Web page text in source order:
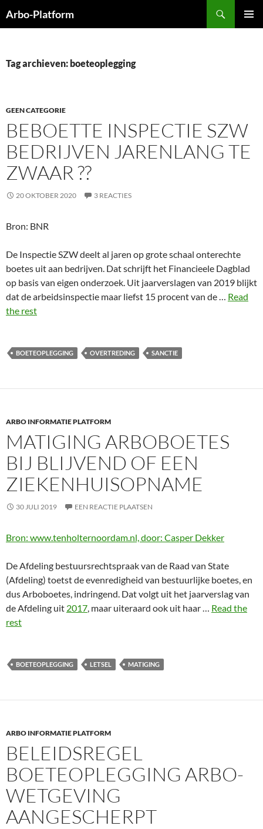
naar
Arbo-Platform
Tag archieven: boeteoplegging
GEEN CATEGORIE
BEBOETTE INSPECTIE SZW
BEDRIJVEN JARENLANG TE
ZWAAR ??
20 OKTOBER 2020 3 REACTIES
Bron: BNR
De Inspectie SZW deelt al jaren op grote schaal onterechte
boetes uit aan bedrijven. Dat schrijft het Financieele Dagblad
op basis van eigen onderzoek. Uit jaarverslagen van 2019 blijkt
dat de arbeidsinspectie maar liefst 15 procent van de … Read
the rest
BOETEOPLEGGING OVERTREDING SANCTIE
ARBO INFORMATIE PLATFORM
MATIGING ARBOBOETES
BIJ BLIJVEND OF EEN
ZIEKENHUISOPNAME
30 JULI 2019 EEN REACTIE PLAATSEN
Bron: www.tenholternoordam.nl, door: Casper Dekker
De Afdeling bestuursrechtspraak van de Raad van State
(Afdeling) toetst de evenredigheid van bestuurlijke boetes, en
dus Arboboetes, indringend. Dat volgt uit het jaarverslag van
de Afdeling uit 2017, maar uiteraard ook uit haar … Read the
rest
BOETEOPLEGGING LETSEL MATIGING
ARBO INFORMATIE PLATFORM
BELEIDSREGEL
BOETEOPLEGGING ARBO-
WETGEVING
AANGESCHERPT